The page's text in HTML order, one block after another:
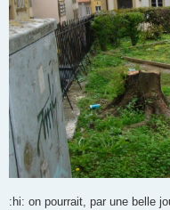
:hi: on pourrait, par une belle